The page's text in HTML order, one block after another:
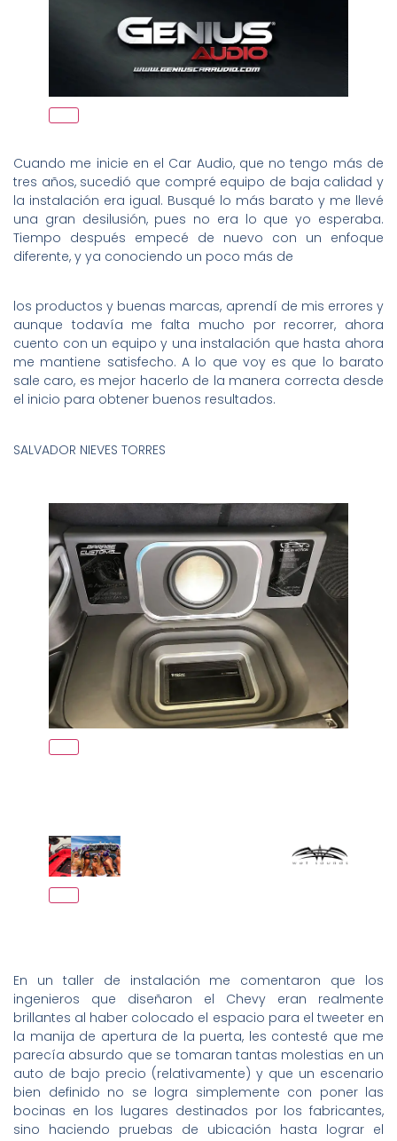
Cuando me inicie en el Car Audio, que no tengo más de
tres años, sucedió que compré equipo de baja calidad y
la instalación era igual. Busqué lo más barato y me llevé
una gran desilusión, pues no era lo que yo esperaba.
Tiempo después empecé de nuevo con un enfoque
diferente, y ya conociendo un poco más de
los productos y buenas marcas, aprendí de mis errores y
aunque todavía me falta mucho por recorrer, ahora
cuento con un equipo y una instalación que hasta ahora
me mantiene satisfecho. A lo que voy es que lo barato
sale caro, es mejor hacerlo de la manera correcta desde
el inicio para obtener buenos resultados.
SALVADOR NIEVES TORRES
En un taller de instalación me comentaron que los
ingenieros que diseñaron el Chevy eran realmente
brillantes al haber colocado el espacio para el tweeter en
la manija de apertura de la puerta, les contesté que me
parecía absurdo que se tomaran tantas molestias en un
auto de bajo precio (relativamente) y que un escenario
bien definido no se logra simplemente con poner las
bocinas en los lugares destinados por los fabricantes,
sino haciendo pruebas de ubicación hasta lograr el